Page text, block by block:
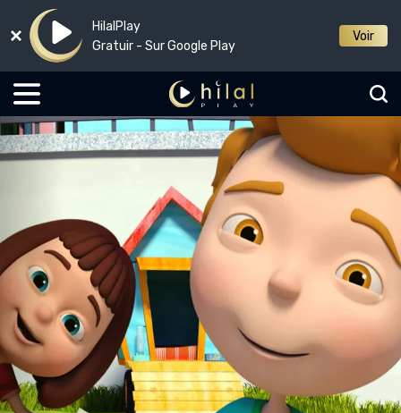
HilalPlay
Gratuir - Sur Google Play
Voir